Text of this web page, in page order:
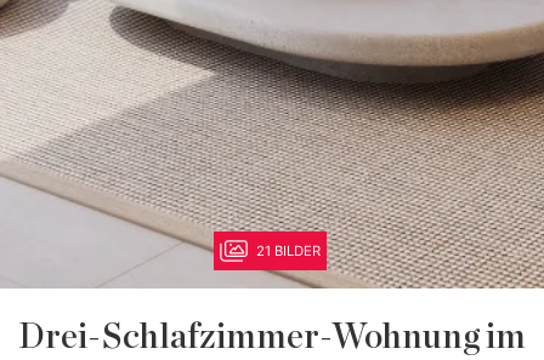
21 BILDER
Drei-Schlafzimmer-Wohnung im